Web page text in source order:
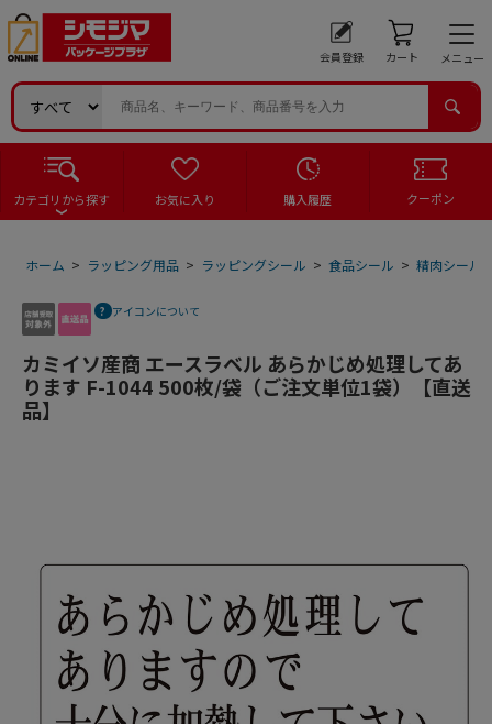
会員登録 カート メニュー
カテゴリから探す お気に入り 購入履歴 クーポン
ホーム > ラッピング用品 > ラッピングシール > 食品シール > 精肉シール
アイコンについて
カミイソ産商 エースラベル あらかじめ処理してあ
ります F-1044 500枚/袋（ご注文単位1袋）【直送
品】